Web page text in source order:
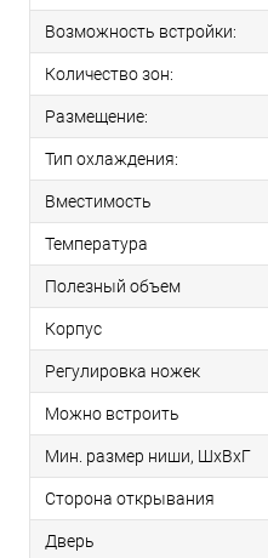
Возможность встройки:
Количество зон:
Размещение:
Тип охлаждения:
Вместимость
Температура
Полезный объем
Корпус
Регулировка ножек
Можно встроить
Мин. размер ниши, ШхВхГ
Сторона открывания
Дверь